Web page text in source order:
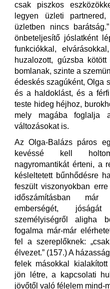
csak piszkos
legyen üzleti
üzletben nincs
önbeteljesítő jóslatként
funkciókkal,
huzalozott, gúzsba
bomlanak, szinte a
édeskés szagúként, Olga
és a haldoklást, és a
teste hideg héjhoz,
mely magába foglalja
változásokat is.
Az Olga-Balázs páros
kevéssé kell
nagyromantikát érteni, a
késleltetett bűnhődésre
feszült viszonyokban
időszámításban már
emberségét,
személyiségről aligha
fogalma már-már
fel a szereplőknek:
élvezet.” (157.) A
felek másokkal
jön létre, a kapcsolati
jövőtől való félelem mind-